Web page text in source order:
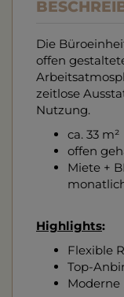
Die
offen
zeitlose
Nutzung.
ca. 33 m²
offen
Miete +
Highlights:
Flexible
Top-